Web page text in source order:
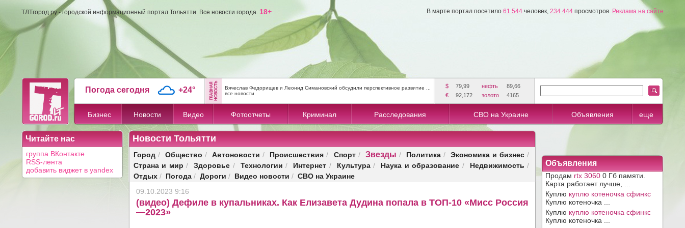
ТЛТгород.ру - городской информационный портал Тольятти. Все новости города. 18+ В марте портал посетило 61 544 человек, 234 444 просмотров. Реклама на сайте
Погода сегодня +24°
Вячеслав Федорищев и Леонид Симановский обсудили перспективное развитие ...
все новости
$ 79,99 нефть
89,66
€
92,172 золото 4165
Бизнес Новости Видео Фотоотчеты Криминал Расследования СВО на Украине Объявления еще
Читайте нас
группа ВКонтакте
RSS-лента
добавить виджет в yandex
Новости Тольятти
Город / Общество / Автоновости / Происшествия / Спорт/ Звезды / Политика/ Экономика и бизнес /
Страна и мир / Здоровье / Технологии / Интернет / Культура/ Наука и образование / Недвижимость /
Отдых / Погода / Дороги / Видео новости / СВО на Украине
09.10.2023 9:16
(видео) Дефиле в купальниках. Как Елизавета Дудина попала в ТОП-10 «Мисс Россия
—2023»
Объявления
Продам rtx 3060 0 Гб памяти.
Карта работает лучше, ...
Куплю куплю котеночка сфинкс
Куплю котеночка ...
Куплю куплю котеночка сфинкс
Куплю котеночка ...